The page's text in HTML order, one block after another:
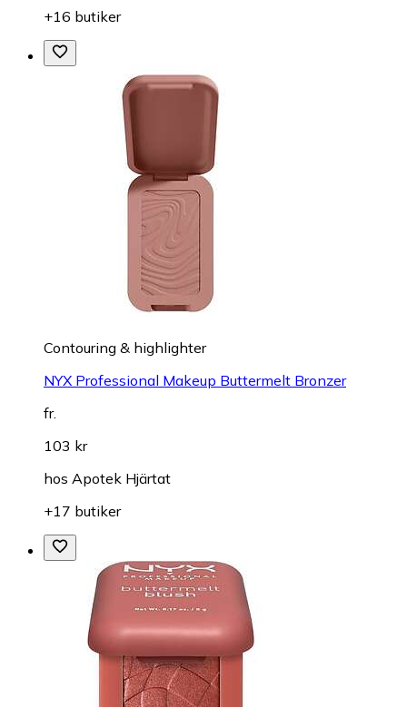
+16 butiker
Contouring & highlighter
NYX Professional Makeup Buttermelt Bronzer
fr.
103 kr
hos Apotek Hjärtat
+17 butiker